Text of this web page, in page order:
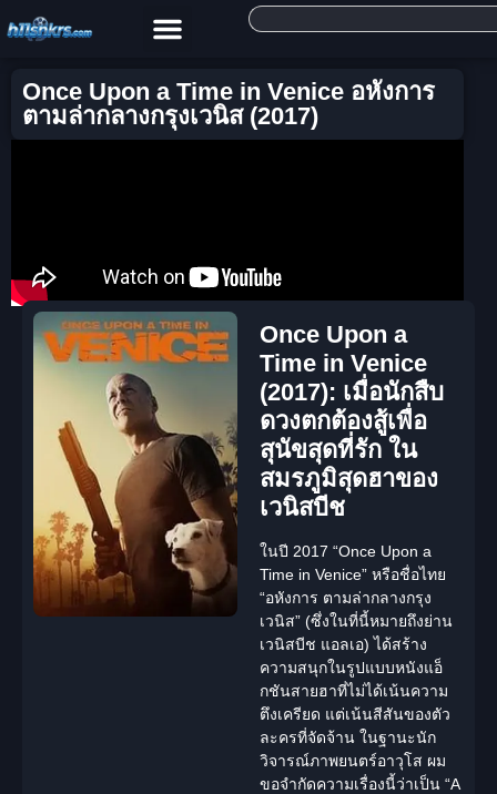
Once Upon a Time in Venice อหังการ
ตามล่ากลางกรุงเวนิส (2017)
Once Upon a
Time in Venice
(2017): เมื่อนักสืบ
ดวงตกต้องสู้เพื่อ
สุนัขสุดที่รัก ใน
สมรภูมิสุดฮาของ
เวนิสบีช
ในปี 2017 “Once Upon a
Time in Venice” หรือชื่อไทย
“อหังการ ตามล่ากลางกรุง
เวนิส” (ซึ่งในที่นี้หมายถึงย่าน
เวนิสบีช แอลเอ) ได้สร้าง
ความสนุกในรูปแบบหนังแอ็
กชันสายฮาที่ไม่ได้เน้นความ
ตึงเครียด แต่เน้นสีสันของตัว
ละครที่จัดจ้าน ในฐานะนัก
วิจารณ์ภาพยนตร์อาวุโส ผม
ขอจำกัดความเรื่องนี้ว่าเป็น “A